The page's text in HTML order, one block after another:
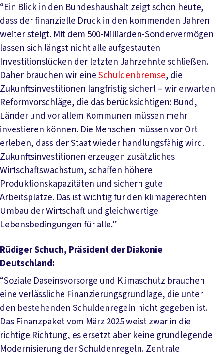
“Ein Blick in den Bundeshaushalt zeigt schon heute,
dass der finanzielle Druck in den kommenden Jahren
weiter steigt. Mit dem 500-Milliarden-Sondervermögen
lassen sich längst nicht alle aufgestauten
Investitionslücken der letzten Jahrzehnte schließen.
Daher brauchen wir eineSchuldenbremse, die
Zukunftsinvestitionen langfristig sichert – wir erwarten
Reformvorschläge, die das berücksichtigen: Bund,
Länder und vor allem Kommunen müssen mehr
investieren können. Die Menschen müssen vor Ort
erleben, dass der Staat wieder handlungsfähig wird.
Zukunftsinvestitionen erzeugen zusätzliches
Wirtschaftswachstum, schaffen höhere
Produktionskapazitäten und sichern gute
Arbeitsplätze. Das ist wichtig für den klimagerechten
Umbau der Wirtschaft und gleichwertige
Lebensbedingungen für alle.”
Rüdiger Schuch, Präsident der Diakonie
Deutschland:
“Soziale Daseinsvorsorge und Klimaschutz brauchen
eine verlässliche Finanzierungsgrundlage, die unter
den bestehenden Schuldenregeln nicht gegeben ist.
Das Finanzpaket vom März 2025 weist zwar in die
richtige Richtung, es ersetzt aber keine grundlegende
Modernisierung der Schuldenregeln. Zentrale